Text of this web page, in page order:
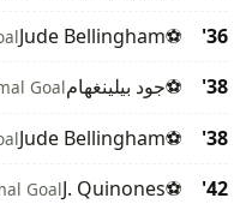
36'
⚽
Jude Bellingham
38'
⚽جود بيلينغهامGoal
38'
⚽
Jude Bellingham
42'
⚽
J. Quinones
Goal